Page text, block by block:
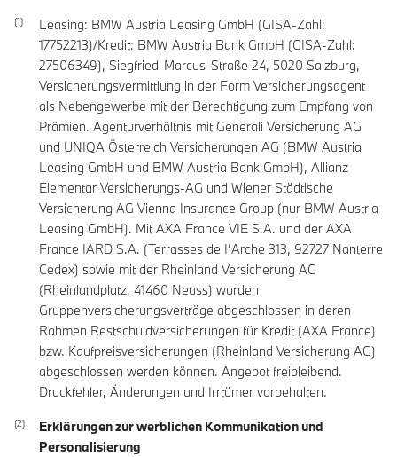
Leasing: BMW Austria Leasing GmbH (GISA-Zahl:
17752213)/Kredit: BMW Austria Bank GmbH (GISA-Zahl:
27506349), Siegfried-Marcus-Straße 24, 5020 Salzburg,
Versicherungsvermittlung in der Form Versicherungsagent
als Nebengewerbe mit der Berechtigung zum Empfang von
Prämien. Agenturverhältnis mit Generali Versicherung AG
und UNIQA Österreich Versicherungen AG (BMW Austria
Leasing GmbH und BMW Austria Bank GmbH), Allianz
Elementar Versicherungs-AG und Wiener Städtische
Versicherung AG Vienna Insurance Group (nur BMW Austria
Leasing GmbH). Mit AXA France VIE S.A. und der AXA
France IARD S.A. (Terrasses de I’Arche 313, 92727 Nanterre
Cedex) sowie mit der Rheinland Versicherung AG
(Rheinlandplatz, 41460 Neuss) wurden
Gruppenversicherungsverträge abgeschlossen in deren
Rahmen Restschuldversicherungen für Kredit (AXA France)
bzw. Kaufpreisversicherungen (Rheinland Versicherung AG)
abgeschlossen werden können. Angebot freibleibend.
Druckfehler, Änderungen und Irrtümer vorbehalten.
Erklärungen zur werblichen Kommunikation und
Personalisierung